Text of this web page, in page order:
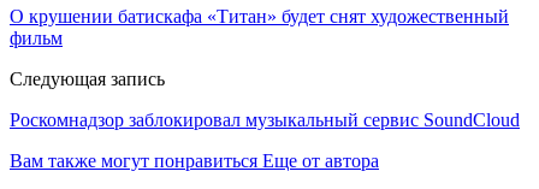
О крушении батискафа «Титан» будет снят художественный
фильм
Следующая запись
Роскомнадзор заблокировал музыкальный сервис SoundCloud
Вам также могут понравиться Еще от автора